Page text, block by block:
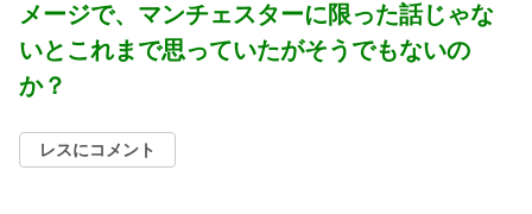
メージで、マンチェスターに限った話じゃな
いとこれまで思っていたがそうでもないの
か？
レスにコメント